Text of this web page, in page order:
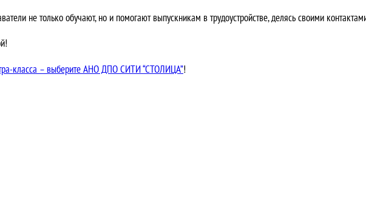
не только обучают, но и помогают выпускникам в трудоустройстве, делясь своими
класса – выберите АНО ДПО СИТИ “СТОЛИЦА”!